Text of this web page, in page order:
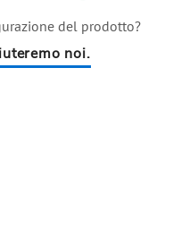
del prodotto?
noi.